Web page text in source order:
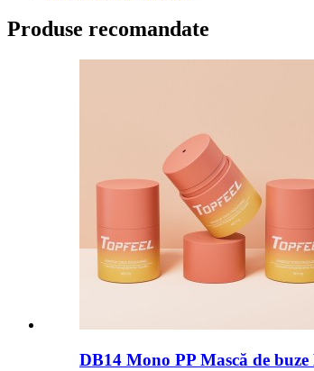
Produse recomandate
DB14 Mono PP Mască de